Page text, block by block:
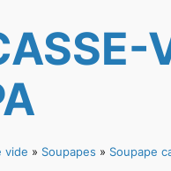
vide » Soupapes » Soupape